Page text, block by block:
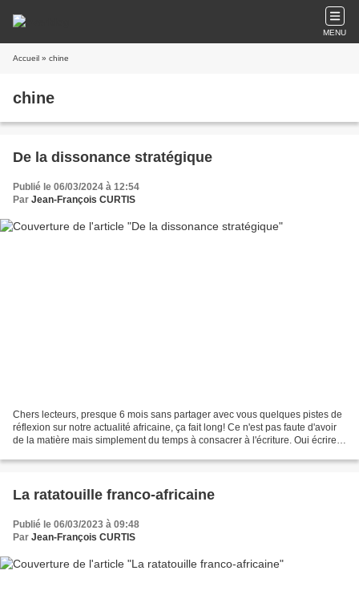
MENU
Accueil » chine
chine
De la dissonance stratégique
Publié le 06/03/2024 à 12:54
Par Jean-François CURTIS
Chers lecteurs, presque 6 mois sans partager avec vous quelques pistes de
réflexion sur notre actualité africaine, ça fait long! Ce n'est pas faute d'avoir
de la matière mais simplement du temps à consacrer à l'écriture. Oui écrire
La ratatouille franco-africaine
Publié le 06/03/2023 à 09:48
Par Jean-François CURTIS